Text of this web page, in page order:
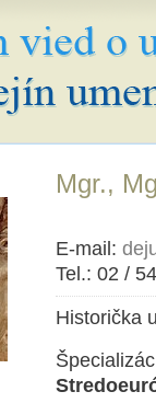
Mgr.,
E-mail:
Tel.: 02 /
Historička